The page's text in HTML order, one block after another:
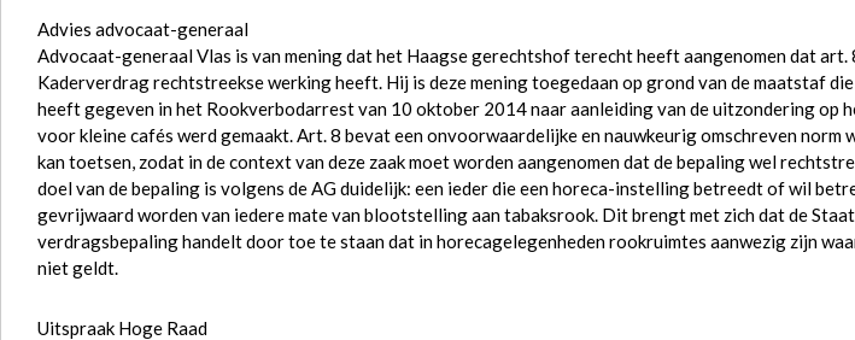
Advies advocaat-generaal
Advocaat-generaal Vlas is van mening dat het Haagse gerechtshof terecht heeft aangenomen dat art.
Kaderverdrag rechtstreekse werking heeft. Hij is deze mening toegedaan op grond van de maatstaf
heeft gegeven in het Rookverbodarrest van 10 oktober 2014 naar aanleiding van de uitzondering op
voor kleine cafés werd gemaakt. Art. 8 bevat een onvoorwaardelijke en nauwkeurig omschreven norm
kan toetsen, zodat in de context van deze zaak moet worden aangenomen dat de bepaling wel
doel van de bepaling is volgens de AG duidelijk: een ieder die een horeca-instelling betreedt of wil
gevrijwaard worden van iedere mate van blootstelling aan tabaksrook. Dit brengt met zich dat de
verdragsbepaling handelt door toe te staan dat in horecagelegenheden rookruimtes aanwezig zijn
niet geldt.
Uitspraak Hoge Raad